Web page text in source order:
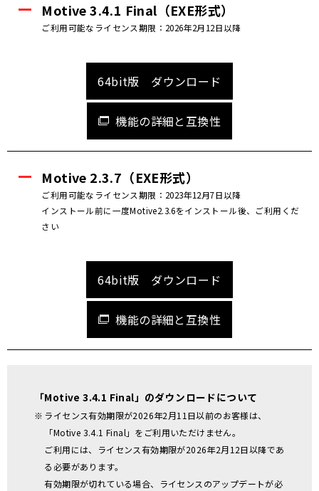
Motive 3.4.1 Final（EXE形式）
ご利用可能なライセンス期限：2026年2月12日以降
64bit版 ダウンロード
機能の詳細と互換性
Motive 2.3.7（EXE形式）
ご利用可能なライセンス期限：2023年12月7日以降
インストール前に一度Motive2.3.6をインストール後、ご利用くだ
さい
64bit版 ダウンロード
機能の詳細と互換性
「Motive 3.4.1 Final」のダウンロードについて
ライセンス有効期限が2026年2月11日以前のお客様は、
「Motive 3.4.1 Final」をご利用いただけません。
ご利用には、ライセンス有効期限が2026年2月12日以降であ
る必要があります。
有効期限が切れている場合、ライセンスのアップデートが必